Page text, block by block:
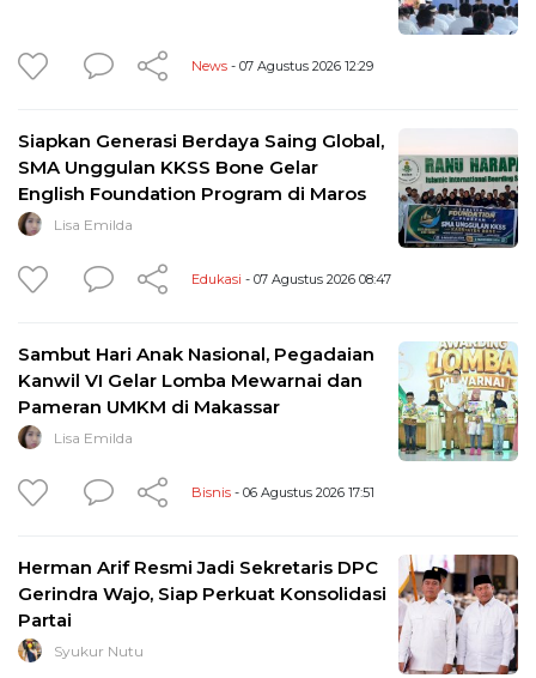
News - 07 Agustus 2026 12:29
Siapkan Generasi Berdaya Saing Global,
SMA Unggulan KKSS Bone Gelar
English Foundation Program di Maros
Lisa Emilda
Edukasi - 07 Agustus 2026 08:47
Sambut Hari Anak Nasional, Pegadaian
Kanwil VI Gelar Lomba Mewarnai dan
Pameran UMKM di Makassar
Lisa Emilda
Bisnis - 06 Agustus 2026 17:51
Herman Arif Resmi Jadi Sekretaris DPC
Gerindra Wajo, Siap Perkuat Konsolidasi
Partai
Syukur Nutu